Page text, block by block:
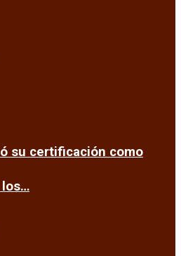
su certificación como
los…